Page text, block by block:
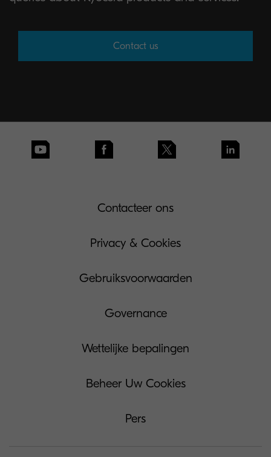
Contact us
Contacteer ons
Privacy & Cookies
Gebruiksvoorwaarden
Governance
Wettelijke bepalingen
Beheer Uw Cookies
Pers